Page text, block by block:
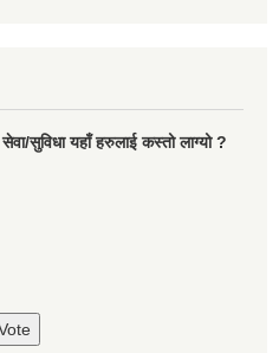
सुविधा यहाँ हरुलाई कस्तो लाग्यो ?